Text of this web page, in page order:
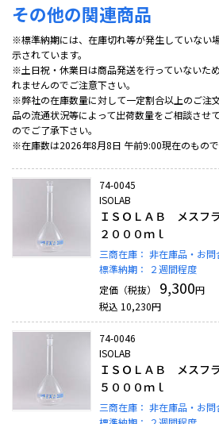
その他の関連商品
※標準納期には、在庫切れ等が発生していない
示されています。
※土日祝・休業日は商品発送を行っていないた
れませんのでご注意下さい。
※弊社の在庫数量に対して一定割合以上のご注
品の流通状況等によって出荷数量をご相談させ
のでご了承下さい。
※在庫数は2026年8月8日 午前9:00現在のもので
74-0045
ISOLAB
ＩＳＯＬＡＢ メスフ
２０００ｍｌ
三商在庫： 非在庫品・お問
標準納期：
２週間程度
定価（税抜）
9,300円
税込 10,230円
74-0046
ISOLAB
ＩＳＯＬＡＢ メスフ
５０００ｍｌ
三商在庫： 非在庫品・お問